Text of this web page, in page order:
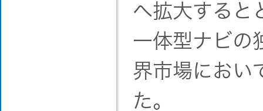
へ拡大すると
一体型ナビの
界市場におい
た。